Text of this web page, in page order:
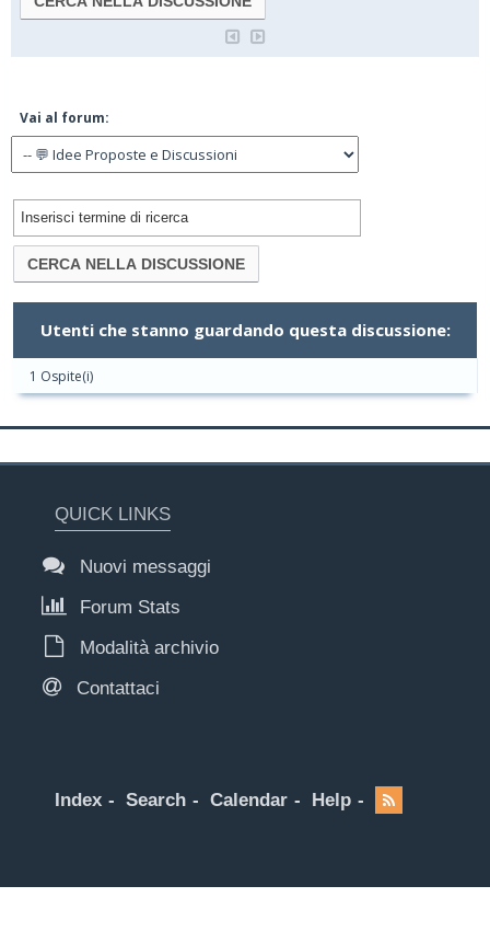
Vai al forum:
Utenti che stanno guardando questa discussione:
1 Ospite(i)
QUICK LINKS
Nuovi messaggi
Forum Stats
Modalità archivio
Contattaci
Index Search Calendar Help